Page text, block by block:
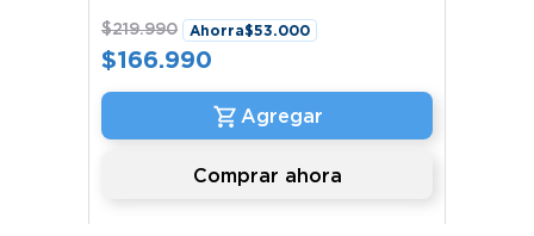
$219.990 Ahorra$53.000
$166.990
Comprar ahora